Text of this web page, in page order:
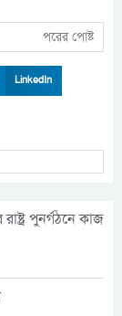
পরের পোষ্ট
LinkedIn
রাষ্ট্র পুনর্গঠনে কাজ